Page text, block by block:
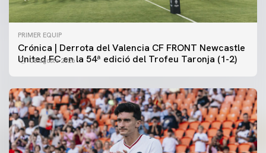
PRIMER EQUIP
Crónica | Derrota del Valencia CF FRONT Newcastle
United FC en la 54ª edició del Trofeu Taronja (1-2)
08 agosto 2026